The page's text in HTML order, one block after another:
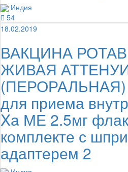
Индия
54
18.02.2019
ВАКЦИНА
ЖИВАЯ
(ПЕРОРАЛЬНАЯ)
для приема
Xa МЕ 2.5мг
комплекте с
адаптерем 2